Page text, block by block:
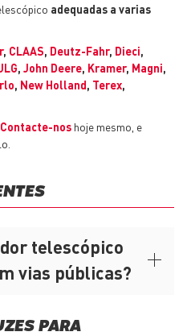
adequadas a varias
, CLAAS Deutz-Fahr, Dieci
JLG John Deere Kramer, Magni
New Holland Terex
Contacte-nos hoje mesmo, e
telescópico
vias públicas?
PARA